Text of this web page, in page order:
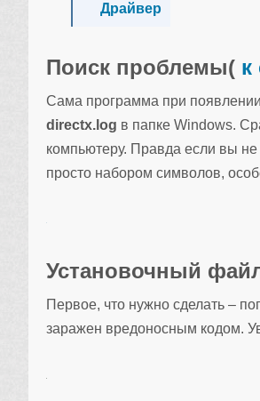
Драйвер
Поиск проблемы( к
Сама программа при
directx.log в папке Windows.
компьютеру. Правда если вы
просто набором символов,
Установочный
Первое, что нужно сделать –
заражен вредоносным кодом.